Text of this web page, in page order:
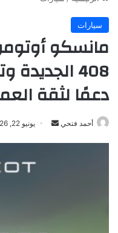
سيارات
مانسكو
408
دعمًا لثقة
أحمد فتحي
أرسل يونيو 22, 2026